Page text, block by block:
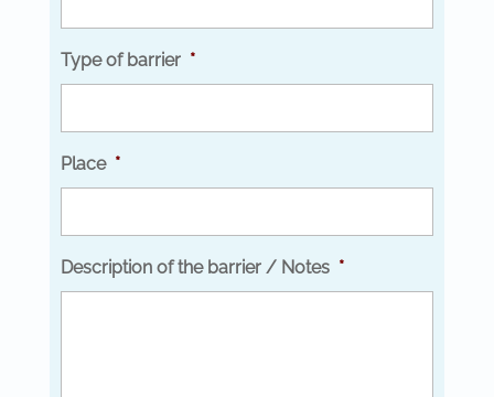
Type of barrier *
Place *
Description of the barrier / Notes *